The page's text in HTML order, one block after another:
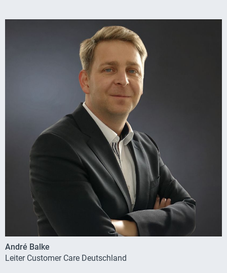
André Balke
Leiter Customer Care Deutschland